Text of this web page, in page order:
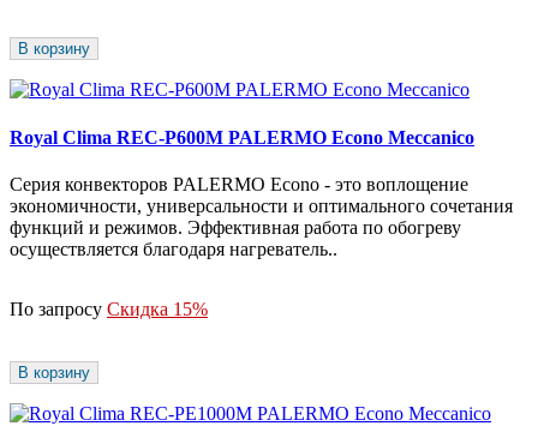
В корзину
Royal Clima REC-P600M PALERMO Econo Meccanico
Серия конвекторов PALERMO Econo - это воплощение
экономичности, универсальности и оптимального сочетания
функций и режимов. Эффективная работа по обогреву
осуществляется благодаря нагреватель..
По запросу Скидка 15%
В корзину